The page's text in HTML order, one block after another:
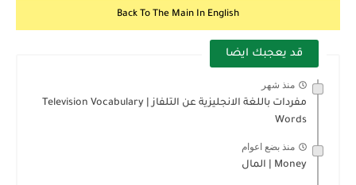
Back To The Main In English
قد يعجبك ايضا
منذ شهر
مفردات باللغة الانجليزية عن التلفاز | Television Vocabulary
Words
منذ بضع اعوام
Money | المال